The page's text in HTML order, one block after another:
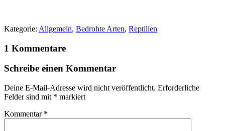
Kategorie: Allgemein, Bedrohte Arten, Reptilien
1 Kommentare
Schreibe einen Kommentar
Deine E-Mail-Adresse wird nicht veröffentlicht. Erforderliche
Felder sind mit * markiert
Kommentar *